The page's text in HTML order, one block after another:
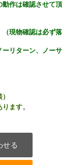
作は確認させて頂
現物確認は必ず落
リターン、ノーサ
）
ります。
せる